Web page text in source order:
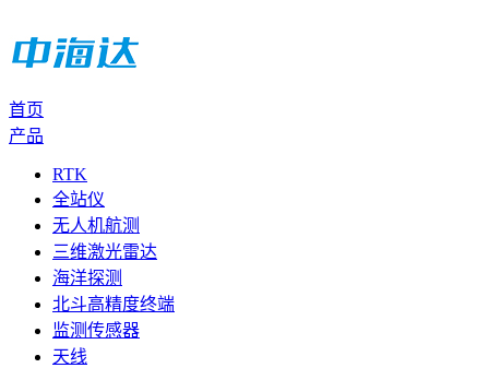
首页
产品
RTK
全站仪
无人机航测
三维激光雷达
海洋探测
北斗高精度终端
监测传感器
天线